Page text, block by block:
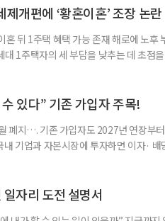
개편에 ‘황혼이혼’ 조장 논란
혼 뒤 1주택 혜택 가능 존재 해로에 노후
1주택자의 세 부담을 낮추는 데 초점
세대가 두 채를 가진 것으로 보지만, 실
있다” 기존 가입자 주목!
폐지…. 기존 가입자도 2027년 연장부
기업과 자본시장에 투자하면 이자·
개편안이 국회 통과 후 그대로 시행된다
일자리 도전 설명서